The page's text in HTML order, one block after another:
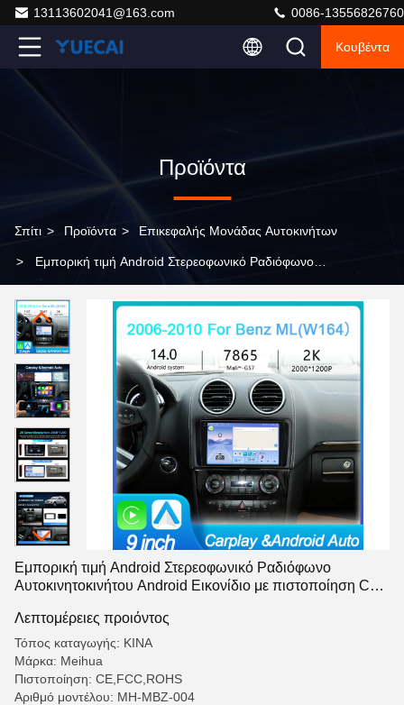
13113602041@163.com 0086-13556826760
Κουβέντα
Προϊόντα
Σπίτι > Προϊόντα > Επικεφαλής Μονάδας Αυτοκινήτων
> Εμπορική τιμή Android Στερεοφωνικό Ραδιόφωνο
FCC ROHS για Benz ML 2006-2010
Εμπορική τιμή Android Στερεοφωνικό Ραδιόφωνο
Αυτοκινητοκινήτου Android Εικονίδιο με πιστοποίηση CE
Λεπτομέρειες προιόντος
Τόπος καταγωγής: ΚΙΝΑ
Μάρκα: Meihua
Πιστοποίηση: CE,FCC,ROHS
Αριθμό μοντέλου: MH-MBZ-004